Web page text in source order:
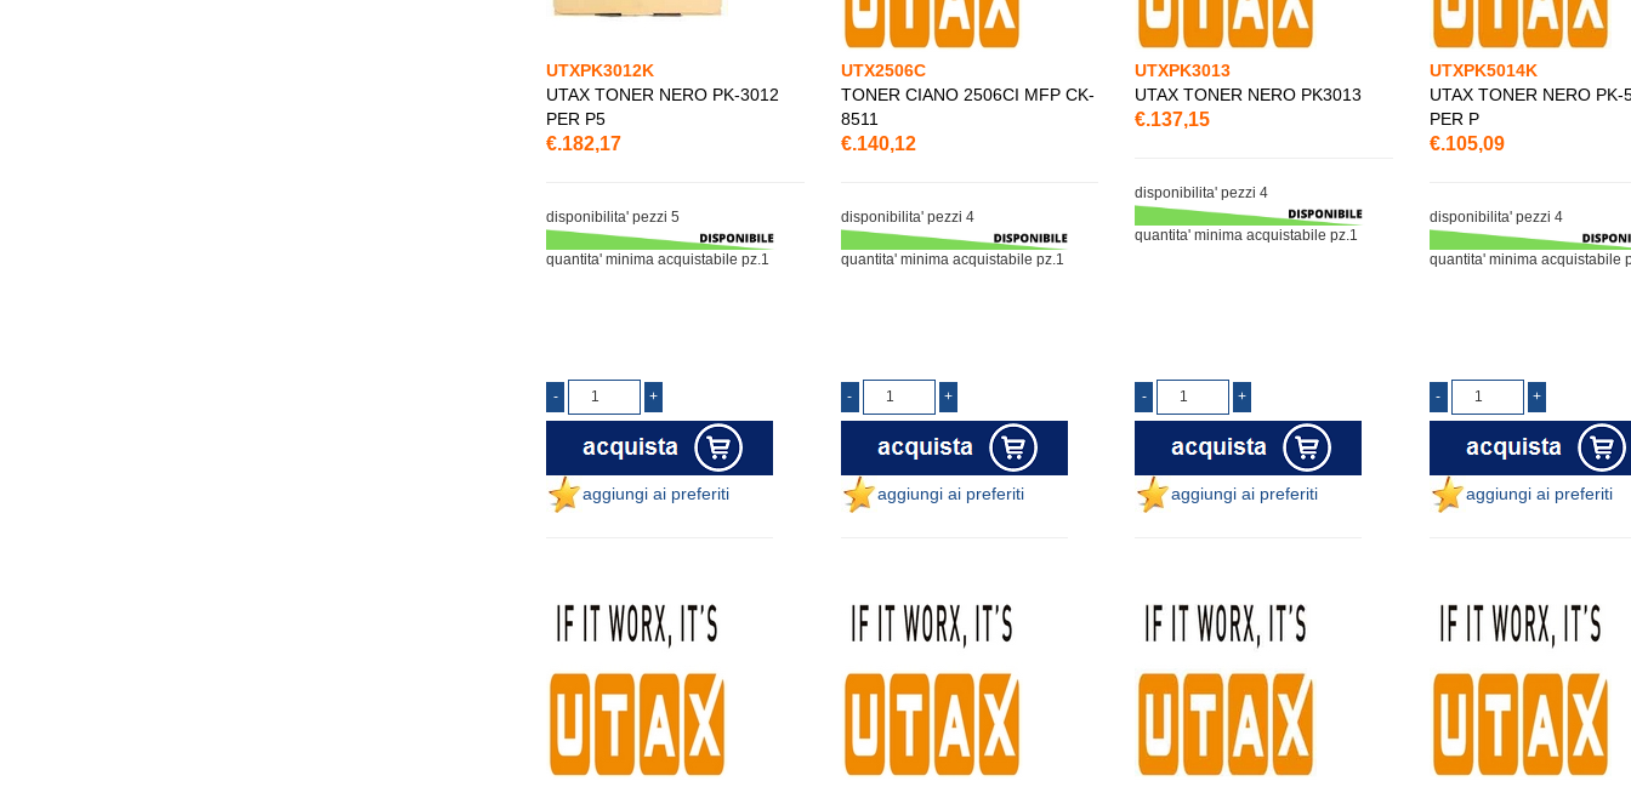
UTXPK3012K
UTAX TONER NERO PK-3012
PER P5
€.182,17
disponibilita' pezzi 5
quantita' minima acquistabile pz.1
aggiungi ai preferiti
UTX2506C
TONER CIANO 2506CI MFP CK-
8511
€.140,12
disponibilita' pezzi 4
quantita' minima acquistabile pz.1
aggiungi ai preferiti
UTXPK3013
UTAX TONER NERO PK3013
€.137,15
disponibilita' pezzi 4
quantita' minima acquistabile pz.1
aggiungi ai preferiti
UTXPK5014K
UTAX TONER NERO PK-
PER P
€.105,09
disponibilita' pezzi 4
quantita' minima acquistabile
aggiungi ai preferiti